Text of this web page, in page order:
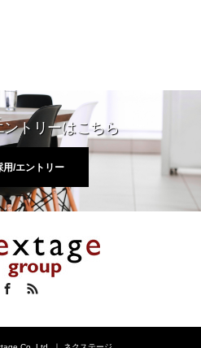
トリーはこちら
用/エントリー
Facebook